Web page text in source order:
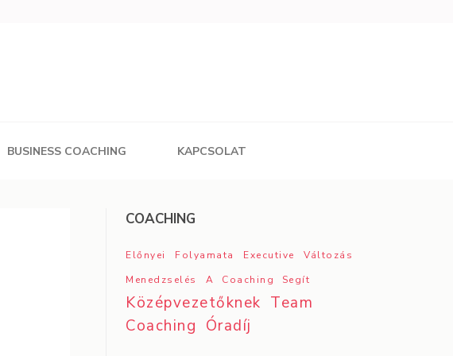
BUSINESS COACHING KAPCSOLAT
COACHING
Előnyei Folyamata Executive
Változás
Menedzselés
A Coaching Segít
Középvezetőknek Team
Coaching Óradíj